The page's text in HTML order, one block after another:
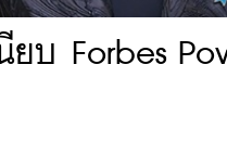
ยบ Forbes